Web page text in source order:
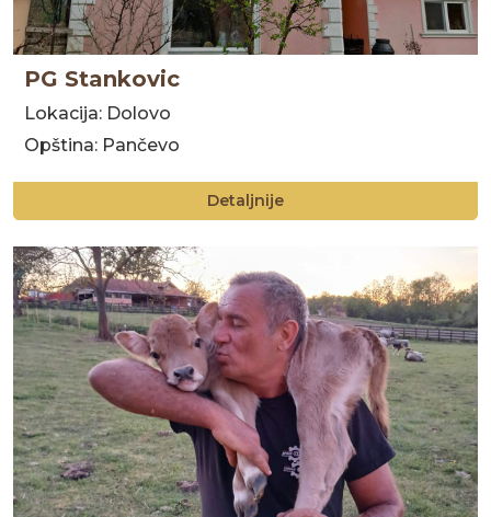
PG Stankovic
Lokacija: Dolovo
Opština: Pančevo
Detaljnije